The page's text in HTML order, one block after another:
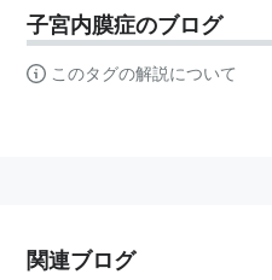
子宮内膜症のブログ
このタグの解説について
関連ブログ